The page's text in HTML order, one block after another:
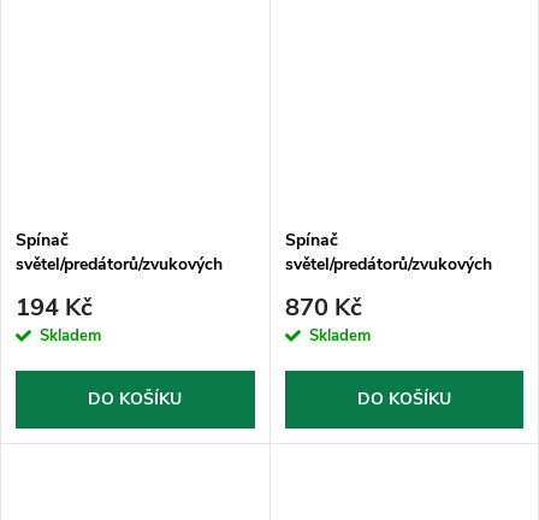
Spínač
světel/predátorů/zvukových
194 Kč
Skladem
DO KOŠÍKU
Spínač
světel/predátorů/zvukových
870 Kč
Skladem
DO KOŠÍKU